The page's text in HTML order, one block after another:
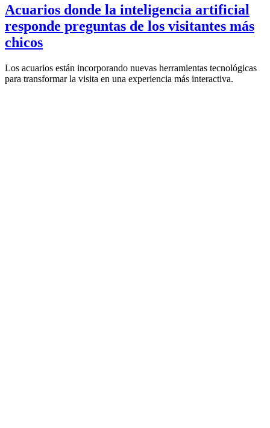
Acuarios donde la inteligencia artificial
responde preguntas de los visitantes más
chicos
Los acuarios están incorporando nuevas herramientas tecnológicas
para transformar la visita en una experiencia más interactiva.